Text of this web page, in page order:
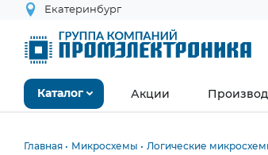
Екатеринбург
Каталог Акции
Главная Микросхемы Логические